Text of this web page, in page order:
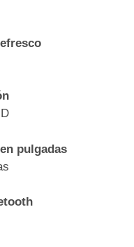
pulgadas